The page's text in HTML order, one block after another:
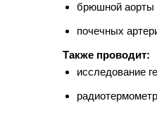
брюшной аорты
почечных
Также проводит:
исследование